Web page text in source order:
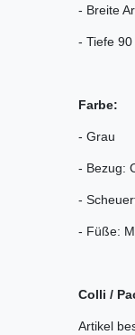
- Breite
- Tiefe 90
Farbe:
- Grau
- Bezug:
-
- Füße:
Colli /
Artikel